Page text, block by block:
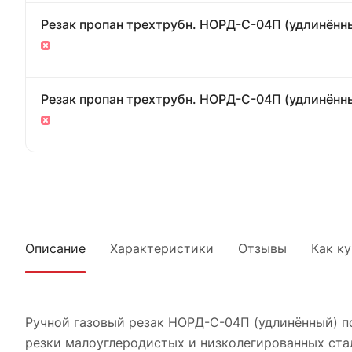
Резак пропан трехтрубн. НОРД-С-04П
Резак пропан трехтрубн. НОРД-С-04П
Описание Характеристики Отзывы Как
Ручной газовый резак НОРД-С-04П (удлинённый)
резки малоуглеродистых и низколегированных